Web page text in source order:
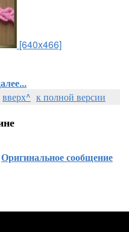
[640x466]
вверх^ к полной версии
Оригинальное сообщение